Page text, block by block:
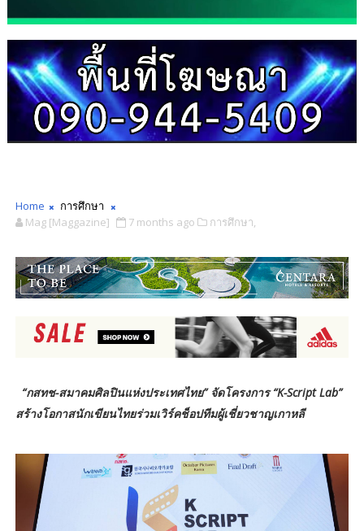
Home
การศึกษา
Mag [Maggazine]
7 months ago การศึกษา,
“กสทช-สมาคมศิลปินแห่งประเทศไทย” จัดโครงการ “K-Script Lab”
สร้างโอกาสนักเขียนไทยร่วมเวิร์คช็อปทีมผู้เชี่ยวชาญเกาหลี